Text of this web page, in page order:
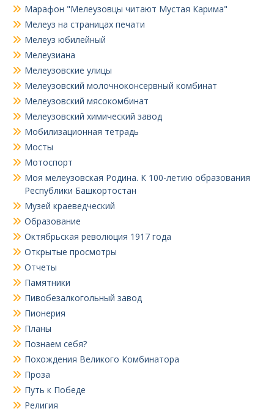
Марафон "Мелеузовцы читают Мустая Карима"
Мелеуз на страницах печати
Мелеуз юбилейный
Мелеузиана
Мелеузовские улицы
Мелеузовский молочноконсервный комбинат
Мелеузовский мясокомбинат
Мелеузовский химический завод
Мобилизационная тетрадь
Мосты
Мотоспорт
Моя мелеузовская Родина. К 100-летию образования
Республики Башкортостан
Музей краеведческий
Образование
Октябрьская революция 1917 года
Открытые просмотры
Отчеты
Памятники
Пивобезалкогольный завод
Пионерия
Планы
Познаем себя?
Похождения Великого Комбинатора
Проза
Путь к Победе
Религия